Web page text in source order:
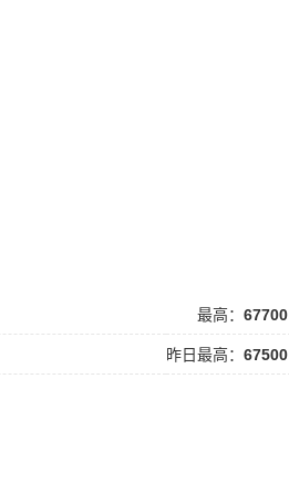
最高：67700
昨日最高：67500